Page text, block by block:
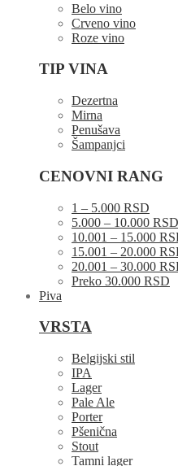
Belo vino
Crveno vino
Roze vino
TIP VINA
Dezertna
Mirna
Penušava
Šampanjci
CENOVNI RANG
1 – 5.000 RSD
5.000 – 10.000 RSD
10.001 – 15.000
15.001 – 20.000
20.001 – 30.000
Preko 30.000 RSD
Piva
VRSTA
Belgijski stil
IPA
Lager
Pale Ale
Porter
Pšenična
Stout
Tamni lager